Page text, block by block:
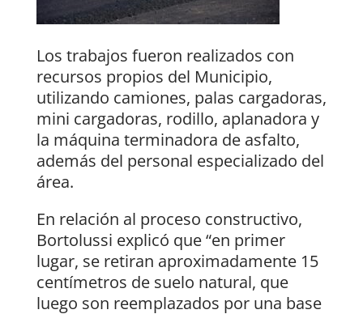
Los trabajos fueron realizados con
recursos propios del Municipio,
utilizando camiones, palas cargadoras,
mini cargadoras, rodillo, aplanadora y
la máquina terminadora de asfalto,
además del personal especializado del
área.
En relación al proceso constructivo,
Bortolussi explicó que “en primer
lugar, se retiran aproximadamente 15
centímetros de suelo natural, que
luego son reemplazados por una base